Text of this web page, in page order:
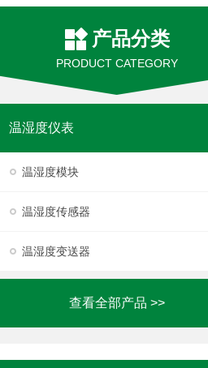
产品分类
PRODUCT CATEGORY
温湿度仪表
温湿度模块
温湿度传感器
温湿度变送器
查看全部产品 >>